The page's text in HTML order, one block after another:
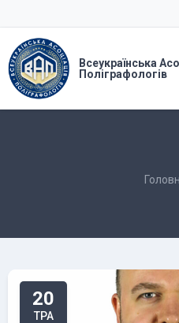
Всеукраїнська
Поліграфологів
20
ТРА